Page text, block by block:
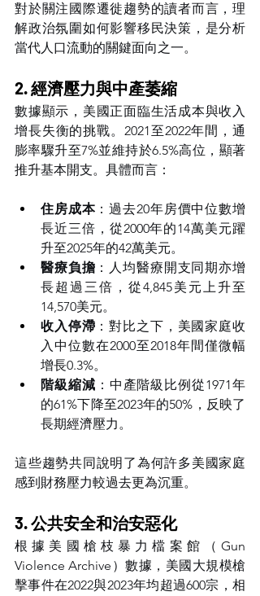
對於關注國際遷徙趨勢的讀者而言，理
解政治氛圍如何影響移民決策，是分析
當代人口流動的關鍵面向之一。
2. 經濟壓力與中產萎縮
數據顯示，美國正面臨生活成本與收入
增長失衡的挑戰。2021至2022年間，通
膨率驟升至7%並維持於6.5%高位，顯著
推升基本開支。具體而言：
住房成本 ：過去20年房價中位數增
長近三倍，從2000年的14萬美元躍
升至2025年的42萬美元。
醫療負擔 ：人均醫療開支同期亦增
長超過三倍，從4,845美元上升至
14,570美元。
收入停滯 ：對比之下，美國家庭收
入中位數在2000至2018年間僅微幅
增長0.3%。
階級縮減 ：中產階級比例從1971年
的61%下降至2023年的50%，反映了
長期經濟壓力。
這些趨勢共同說明了為何許多美國家庭
感到財務壓力較過去更為沉重。
3. 公共安全和治安惡化
根據美國槍枝暴力檔案館（Gun
Violence Archive）數據，美國大規模槍
擊事件在2022與2023年均超過600宗，相